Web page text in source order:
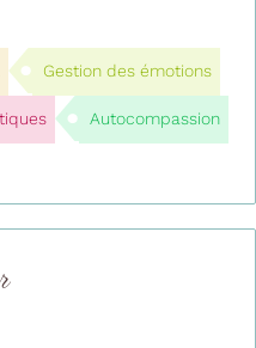
Gestion des émotions
Autocompassion